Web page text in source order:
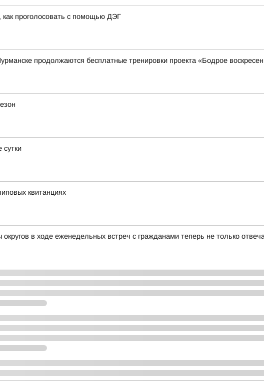
как проголосовать с помощью ДЭГ
продолжаются бесплатные тренировки проекта «Бодрое
квитанциях
в ходе еженедельных встреч с гражданами теперь не только